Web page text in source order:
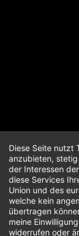
Diese Seite nutzt
anzubieten,
der Interessen
diese Services
Union und des
welche kein
übertragen
meine
widerrufen oder